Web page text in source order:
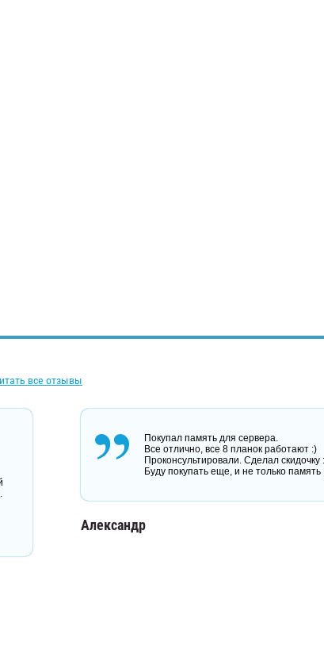
все отзывы
Покупал память для сервера.
Все отлично, все 8 планок работают :)
Проконсультировали. Сделал скидочку
Буду покупать еще, и не только память
Александр